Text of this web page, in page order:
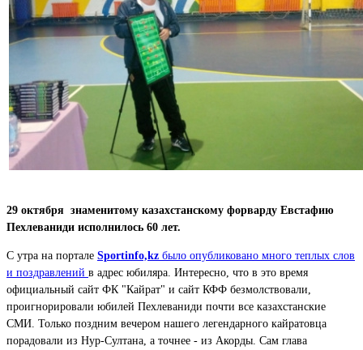
29 октября знаменитому казахстанскому форварду Евстафию
Пехлеваниди исполнилось 60 лет.
С утра на портале Sportinfo,kz было опубликовано много теплых слов
и поздравлений в адрес юбиляра. Интересно, что в это время
официальный сайт ФК "Кайрат" и сайт КФФ безмолствовали,
проигнорировали юбилей Пехлеваниди почти все казахстанские
СМИ. Только поздним вечером нашего легендарного кайратовца
порадовали из Нур-Султана, а точнее - из Акорды. Сам глава